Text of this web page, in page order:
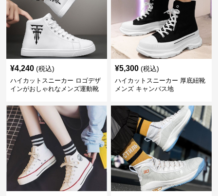
¥4,240 (税込)
ハイカットスニーカー ロゴデザ
インがおしゃれなメンズ運動靴
¥5,300 (税込)
ハイカットスニーカー 厚底紐靴
メンズ キャンバス地